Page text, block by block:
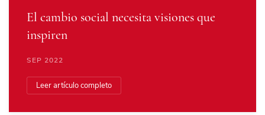
El cambio social necesita visiones que
inspiren
SEP 2022
Leer artículo completo